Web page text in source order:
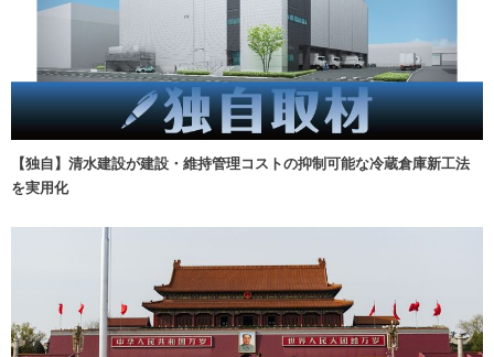
【独自】清水建設が建設・維持管理コストの抑制可能な冷蔵倉庫新工法
を実用化